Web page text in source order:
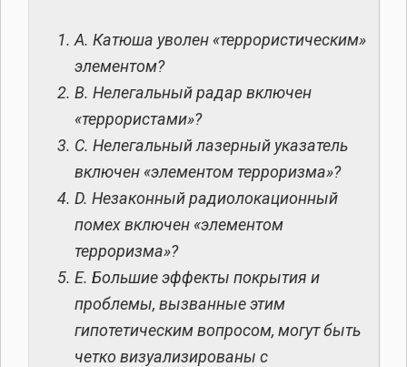
А. Катюша уволен «террористическим»
элементом?
B. Нелегальный радар включен
«террористами»?
C. Нелегальный лазерный указатель
включен «элементом терроризма»?
D. Незаконный радиолокационный
помех включен «элементом
терроризма»?
E. Большие эффекты покрытия и
проблемы, вызванные этим
гипотетическим вопросом, могут быть
четко визуализированы с